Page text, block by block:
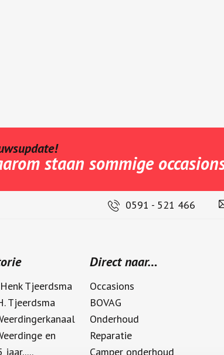
staan sommige
Tjeerdsma
Tjeerdsma
Direct naar…
Occasions
BOVAG
Onderhoud